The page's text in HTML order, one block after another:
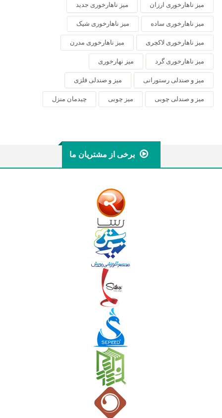
میز ناهارخوری ارزان میز ناهارخوری جدید
میز ناهارخوری ساده میز ناهارخوری شیک
میز ناهارخوری لاکچری میز ناهارخوری مدرن
میز ناهارخوری گرد میز نهارخوری
میز و صندلی رستورانی میز و صندلی فلزی
میز و صندلی چوبی میز چوبی چیدمان منزل
برخی از مشتریان ما